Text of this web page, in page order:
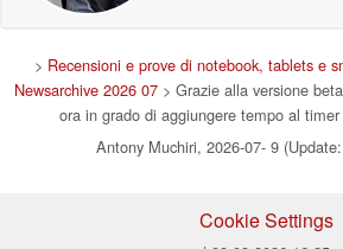
> Recensioni e prove di notebook, tablets e
Newsarchive 2026 07 > Grazie alla versione
ora in grado di aggiungere tempo al timer
Antony Muchiri, 2026-07- 9
Cookie Settings